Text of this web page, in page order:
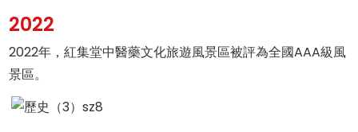
2022
2022年，紅集堂中醫藥文化旅遊風景區被評為全國AAA級風
景區。